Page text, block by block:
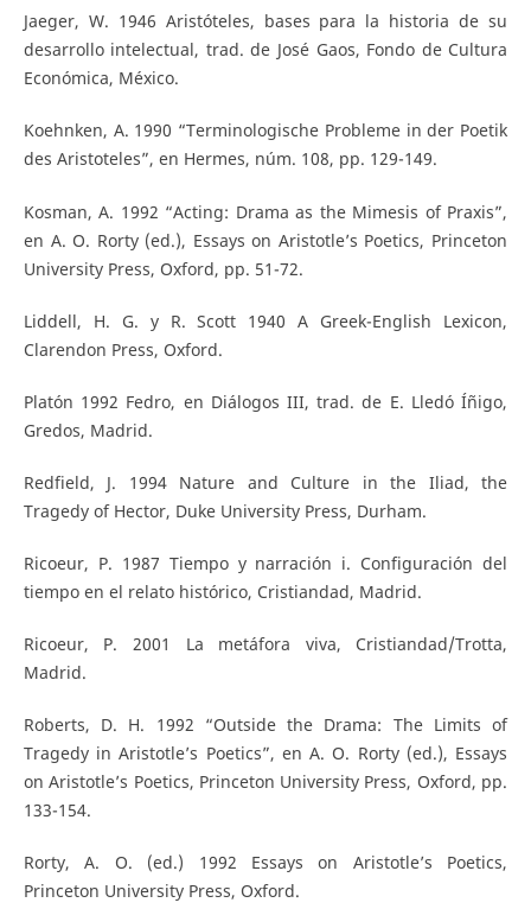
Jaeger, W. 1946 Aristóteles, bases para la historia de su
desarrollo intelectual, trad. de José Gaos, Fondo de Cultura
Económica, México.
Koehnken, A. 1990 “Terminologische Probleme in der Poetik
des Aristoteles”, en Hermes, núm. 108, pp. 129-149.
Kosman, A. 1992 “Acting: Drama as the Mimesis of Praxis”,
en A. O. Rorty (ed.), Essays on Aristotle’s Poetics, Princeton
University Press, Oxford, pp. 51-72.
Liddell, H. G. y R. Scott 1940 A Greek-English Lexicon,
Clarendon Press, Oxford.
Platón 1992 Fedro, en Diálogos III, trad. de E. Lledó Íñigo,
Gredos, Madrid.
Redfield, J. 1994 Nature and Culture in the Iliad, the
Tragedy of Hector, Duke University Press, Durham.
Ricoeur, P. 1987 Tiempo y narración i. Configuración del
tiempo en el relato histórico, Cristiandad, Madrid.
Ricoeur, P. 2001 La metáfora viva, Cristiandad/Trotta,
Madrid.
Roberts, D. H. 1992 “Outside the Drama: The Limits of
Tragedy in Aristotle’s Poetics”, en A. O. Rorty (ed.), Essays
on Aristotle’s Poetics, Princeton University Press, Oxford, pp.
133-154.
Rorty, A. O. (ed.) 1992 Essays on Aristotle’s Poetics,
Princeton University Press, Oxford.